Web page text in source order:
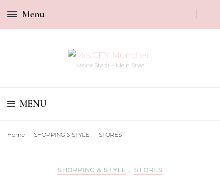
Menu
Meine Stadt – Mein Style
MENU
Home SHOPPING & STYLE STORES
SHOPPING & STYLE , STORES